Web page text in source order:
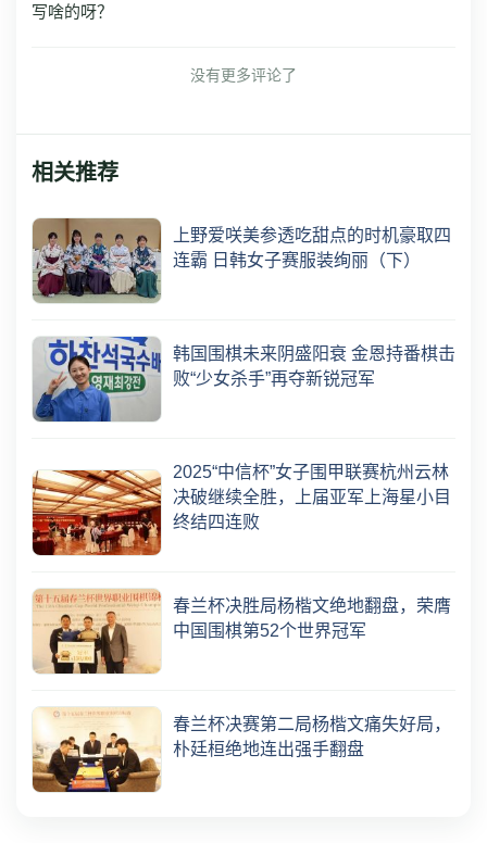
写啥的呀？
没有更多评论了
相关推荐
上野爱咲美参透吃甜点的时机豪取四
连霸 日韩女子赛服装绚丽（下）
韩国围棋未来阴盛阳衰 金恩持番棋击
败“少女杀手”再夺新锐冠军
2025“中信杯”女子围甲联赛杭州云林
决破继续全胜，上届亚军上海星小目
终结四连败
春兰杯决胜局杨楷文绝地翻盘，荣膺
中国围棋第52个世界冠军
春兰杯决赛第二局杨楷文痛失好局，
朴廷桓绝地连出强手翻盘